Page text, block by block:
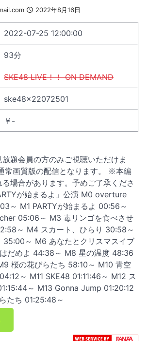
2022年8月16日
2022-07-25 12:00:00
93分
SKE48 LIVE！！ ON DEMAND
ske48x22072501
￥-
題会員の方のみご視聴いただけま
常画質版の配信となります。 ※本編
場合があります。予めご了承くださ
が始まるよ」公演 M0 overture
～ M1 PARTYが始まるよ 00:56～
05:06～ M3 毒リンゴを食べさせ
～ M4 スカート、ひらり 30:58～
35:00～ M6 あなたとクリスマスイブ
だめよ 44:38～ M8 星の温度 48:36
桜の花びらたち 58:10～ M10 青空
～ M11 SKE48 01:11:46～ M12 ス
～ M13 Gonna Jump 01:20:12
たち 01:25:48～